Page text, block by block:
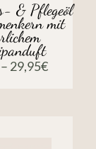
& Pflegeöl
mit
– 29,95€